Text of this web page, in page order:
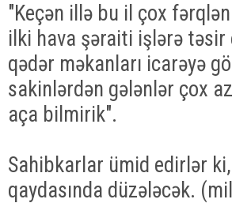
"Keçən illə bu il çox
ilki hava şəraiti işlərə təsir
qədər məkanları icarəyə
sakinlərdən gələnlər çox
aça bilmirik".
Sahibkarlar ümid edirlər
qaydasında düzələcək.